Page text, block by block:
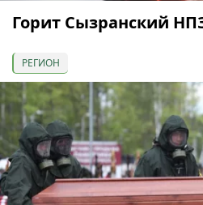
Горит Сызранский
РЕГИОН